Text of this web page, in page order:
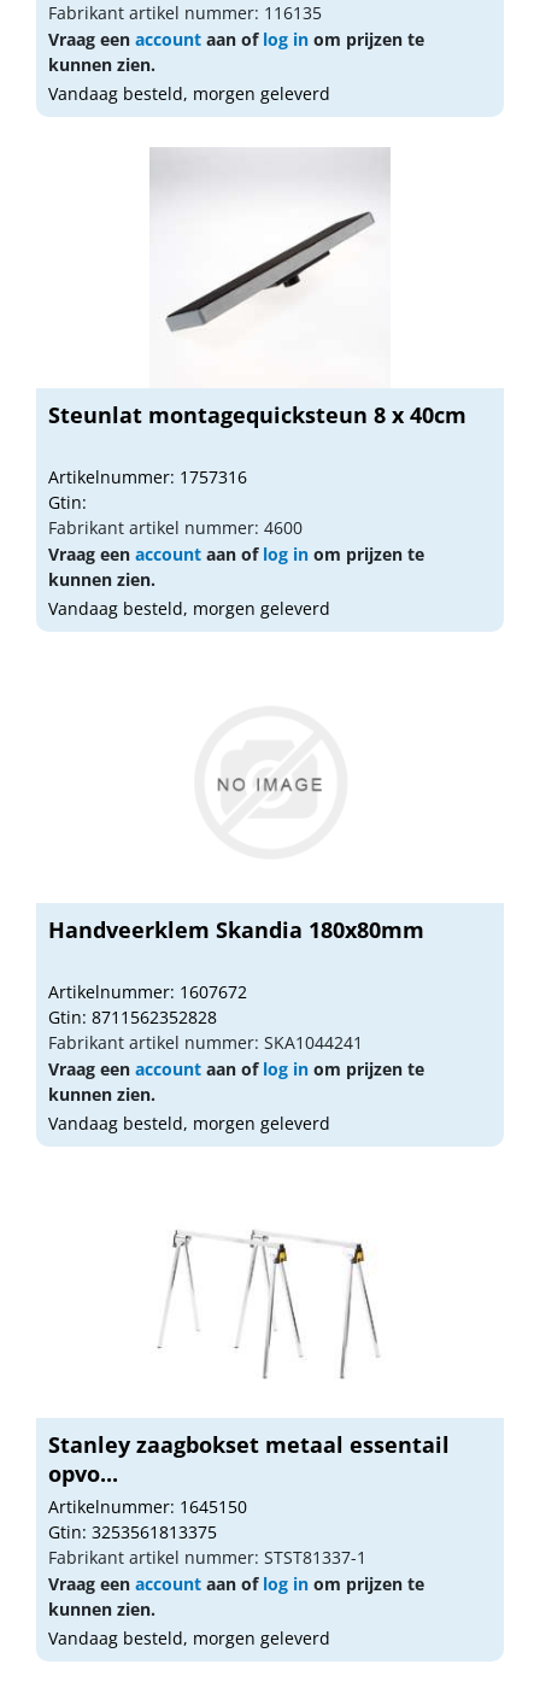
Fabrikant artikel nummer: 116135
Vraag een account aan of log in om prijzen te
kunnen zien.
Vandaag besteld, morgen geleverd
Steunlat montagequicksteun 8 x 40cm
Artikelnummer: 1757316
Gtin:
Fabrikant artikel nummer: 4600
Vraag een account aan of log in om prijzen te
kunnen zien.
Vandaag besteld, morgen geleverd
Handveerklem Skandia 180x80mm
Artikelnummer: 1607672
Gtin: 8711562352828
Fabrikant artikel nummer: SKA1044241
Vraag een account aan of log in om prijzen te
kunnen zien.
Vandaag besteld, morgen geleverd
Stanley zaagbokset metaal essentail
opvo...
Artikelnummer: 1645150
Gtin: 3253561813375
Fabrikant artikel nummer: STST81337-1
Vraag een account aan of log in om prijzen te
kunnen zien.
Vandaag besteld, morgen geleverd